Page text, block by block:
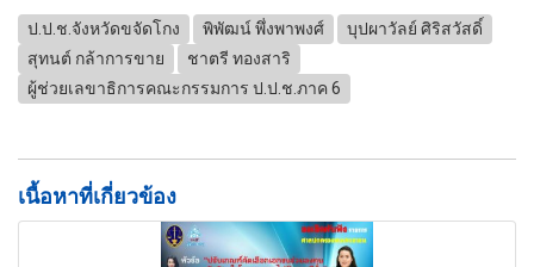
ป.ป.ช.จังหวัดขจัดโกง พิพัฒน์ พึ่งพาพงศ์
บุปผาวัลย์ ศิริสวัสดิ์
สุทนต์ กล้าการขาย
ชาตรี ทองสาริ
ผู้ช่วยเลขาธิการคณะกรรมการ ป.ป.ช.ภาค 6
เนื้อหาที่เกี่ยวข้อง